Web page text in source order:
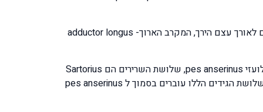
מהצד הפנימי של הירך נמצאת קבוצת השרירים המקרבים של הירך ובשמם הכולל adductor muscles of the thigh שמתחברים לאורך עצם הירך, המקרב הארוך- adductor longus
מהצד הפנימי קדמי של הברך בחלק התחתון של הברך מתחברים שלושה גידי שרירים שיוצרים מבנה בצורת רגל אווז ובשמה הלועזי pes anserinus, שלושת השרירים הם Sartorius
muscle, gracilis nucleus והגיד של השריר semitendinosus muscle שהוא כמצוין אחד השרירים של קבוצת מכופפי הברך. שלושת הגידים הללו עוברים בסמוך ל pes anserinus